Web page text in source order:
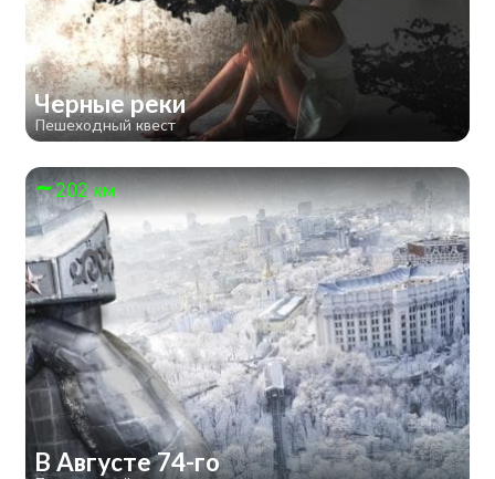
Черные реки
Пешеходный квест
202 км
В Августе 74-го